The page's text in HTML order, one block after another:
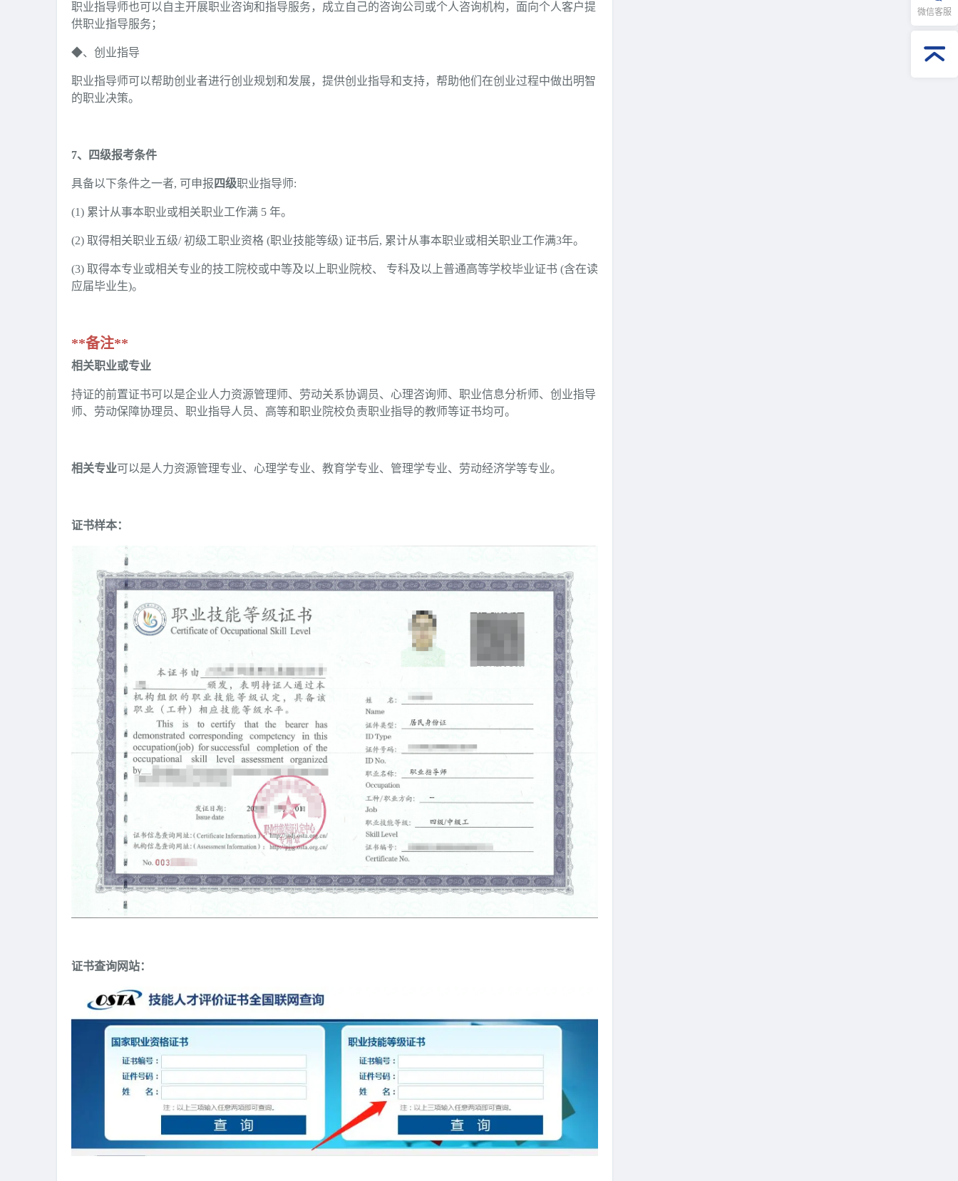
职业指导师也可以自主开展职业咨询和指导服务，成立自己的咨询公司或个人咨询机构，面向个人客户提
供职业指导服务；
◆、创业指导
职业指导师可以帮助创业者进行创业规划和发展，提供创业指导和支持，帮助他们在创业过程中做出明智
的职业决策。
7、四级报考条件
具备以下条件之一者, 可申报 四级职业指导师:
(1) 累计从事本职业或相关职业工作满 5 年。
(2) 取得相关职业五级/ 初级工职业资格 (职业技能等级) 证书后, 累计从事本职业或相关职业工作满3年。
(3) 取得本专业或相关专业的技工院校或中等及以上职业院校、 专科及以上普通高等学校毕业证书 (含在读
应届毕业生)。
**备注**
相关职业或专业
持证的前置证书可以是企业人力资源管理师、劳动关系协调员、心理咨询师、职业信息分析师、创业指导
师、劳动保障协理员、职业指导人员、高等和职业院校负责职业指导的教师等证书均可。
相关专业可以是人力资源管理专业、心理学专业、教育学专业、管理学专业、劳动经济学等专业。
证书样本：
证书查询网站：
微信客服